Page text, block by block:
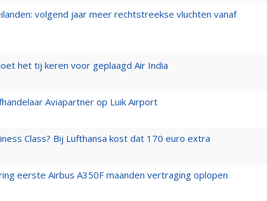
volgend jaar meer rechtstreekse vluchten vanaf
het tij keren voor geplaagd Air India
Aviapartner op Luik Airport
Class? Bij Lufthansa kost dat 170 euro extra
eerste Airbus A350F maanden vertraging oplopen